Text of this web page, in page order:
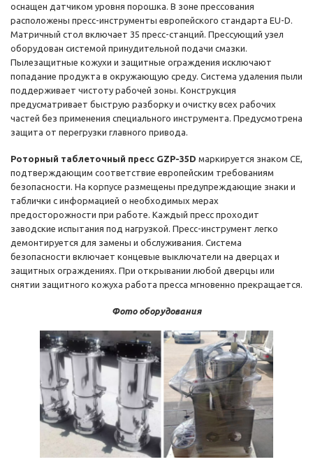
оснащен датчиком уровня порошка. В зоне прессования
расположены пресс-инструменты европейского стандарта EU-D.
Матричный стол включает 35 пресс-станций. Прессующий узел
оборудован системой принудительной подачи смазки.
Пылезащитные кожухи и защитные ограждения исключают
попадание продукта в окружающую среду. Система удаления пыли
поддерживает чистоту рабочей зоны. Конструкция
предусматривает быструю разборку и очистку всех рабочих
частей без применения специального инструмента. Предусмотрена
защита от перегрузки главного привода.
Роторный таблеточный пресс GZP-35D маркируется знаком CE,
подтверждающим соответствие европейским требованиям
безопасности. На корпусе размещены предупреждающие знаки и
таблички с информацией о необходимых мерах
предосторожности при работе. Каждый пресс проходит
заводские испытания под нагрузкой. Пресс-инструмент легко
демонтируется для замены и обслуживания. Система
безопасности включает концевые выключатели на дверцах и
защитных ограждениях. При открывании любой дверцы или
снятии защитного кожуха работа пресса мгновенно прекращается.
Фото оборудования